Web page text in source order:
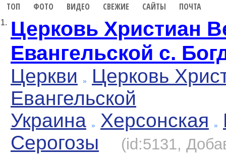
ТОП ФОТО ВИДЕО СВЕЖИЕ САЙТЫ ПОЧТА
1. Церковь Христиан
Евангельской с.
Церкви
Церковь
Евангельской
Украина
Херсонская
Серогозы
(id:5131,